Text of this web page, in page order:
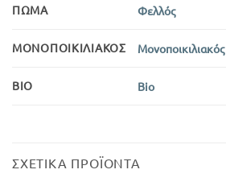
ΠΏΜΑ Φελλός
ΜΟΝΟΠΟΙΚΙΛΙΑΚΌΣ Μονοποικιλιακός
BIO Bio
ΣΧΕΤΙΚΆ ΠΡΟΪΌΝΤΑ